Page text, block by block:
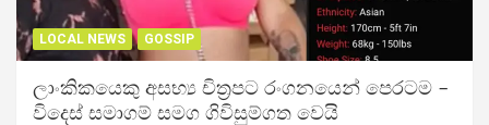
LOCAL NEWS GOSSIP
ලාංකිකයෙකු අසභ්‍ය චිත්‍රපට රංගනයෙන් පෙරටම –
විදෙස් සමාගම් සමග ගිවිසුම්ගත වෙයි